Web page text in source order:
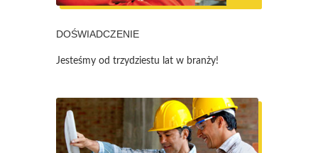
DOŚWIADCZENIE
Jesteśmy od trzydziestu lat w branży!